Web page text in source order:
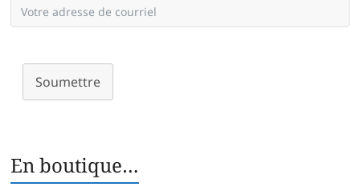
Soumettre
En boutique…